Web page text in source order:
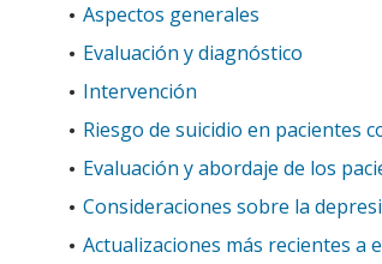
Aspectos generales
Evaluación y diagnóstico
Intervención
Riesgo de suicidio en pacientes
Evaluación y abordaje de los
Consideraciones sobre la
Actualizaciones más recientes a